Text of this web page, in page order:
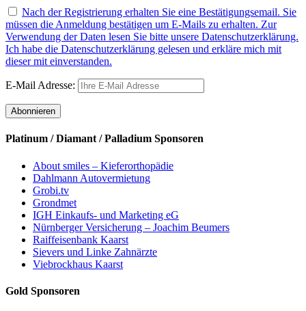
Nach der Registrierung erhalten Sie eine Bestätigungsemail. Sie
müssen die Anmeldung bestätigen um E-Mails zu erhalten. Zur
Verwendung der Daten lesen Sie bitte unsere Datenschutzerklärung.
Ich habe die Datenschutzerklärung gelesen und erkläre mich mit
dieser mit einverstanden.
E-Mail Adresse:
Platinum / Diamant / Palladium Sponsoren
About smiles – Kieferorthopädie
Dahlmann Autovermietung
Grobi.tv
Grondmet
IGH Einkaufs- und Marketing eG
Nürnberger Versicherung – Joachim Beumers
Raiffeisenbank Kaarst
Sievers und Linke Zahnärzte
Viebrockhaus Kaarst
Gold Sponsoren